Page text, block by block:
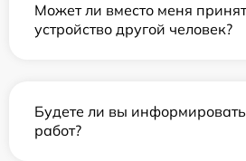
Может ли вместо меня
устройство другой человек?
Будете ли вы
работ?